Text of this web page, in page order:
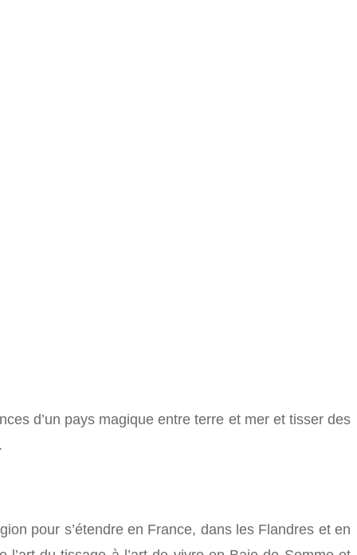
d’un pays magique entre terre et mer et tisser des
pour s’étendre en France, dans les Flandres et en